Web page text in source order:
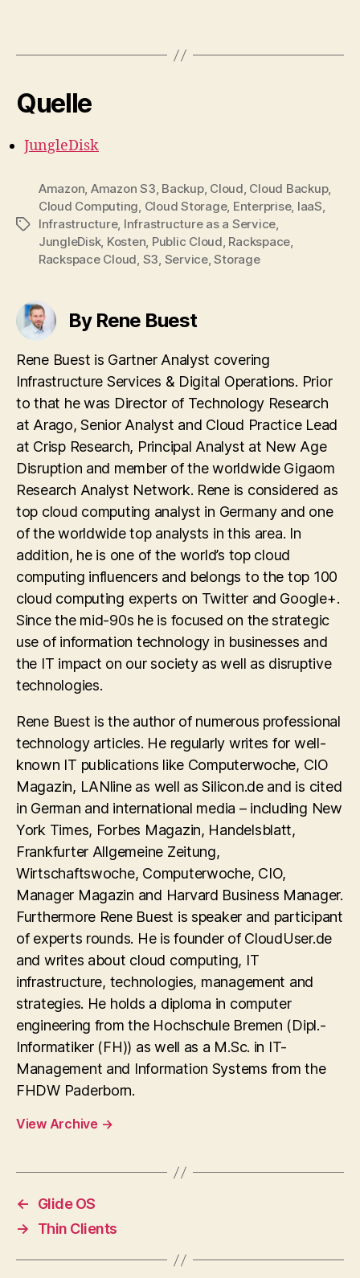
Quelle
JungleDisk
Tags
Amazon, Amazon S3, Backup, Cloud, Cloud Backup,
Cloud Computing, Cloud Storage, Enterprise, IaaS,
Infrastructure, Infrastructure as a Service,
JungleDisk, Kosten, Public Cloud, Rackspace,
Rackspace Cloud, S3, Service,Storage
By Rene Buest
Rene Buest is Gartner Analyst covering
Infrastructure Services & Digital Operations. Prior
to that he was Director of Technology Research
at Arago, Senior Analyst and Cloud Practice Lead
at Crisp Research, Principal Analyst at New Age
Disruption and member of the worldwide Gigaom
Research Analyst Network. Rene is considered as
top cloud computing analyst in Germany and one
of the worldwide top analysts in this area. In
addition, he is one of the world’s top cloud
computing influencers and belongs to the top 100
cloud computing experts on Twitter and Google+.
Since the mid-90s he is focused on the strategic
use of information technology in businesses and
the IT impact on our society as well as disruptive
technologies.
Rene Buest is the author of numerous professional
technology articles. He regularly writes for well-
known IT publications like Computerwoche, CIO
Magazin, LANline as well as Silicon.de and is cited
in German and international media – including New
York Times, Forbes Magazin, Handelsblatt,
Frankfurter Allgemeine Zeitung,
Wirtschaftswoche, Computerwoche, CIO,
Manager Magazin and Harvard Business Manager.
Furthermore Rene Buest is speaker and participant
of experts rounds. He is founder of CloudUser.de
and writes about cloud computing, IT
infrastructure, technologies, management and
strategies. He holds a diploma in computer
engineering from the Hochschule Bremen (Dipl.-
Informatiker (FH)) as well as a M.Sc. in IT-
Management and Information Systems from the
FHDW Paderborn.
View Archive →
←
Glide OS
→
Thin Clients